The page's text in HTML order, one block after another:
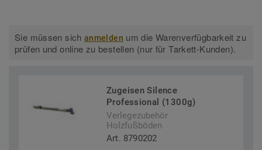
Sie müssen sichanmelden um die Warenverfügbarkeit zu
prüfen und online zu bestellen (nur für Tarkett-Kunden).
Zugeisen Silence
Professional (1300g)
Verlegezubehör
Holzfußböden
Art. 8790202